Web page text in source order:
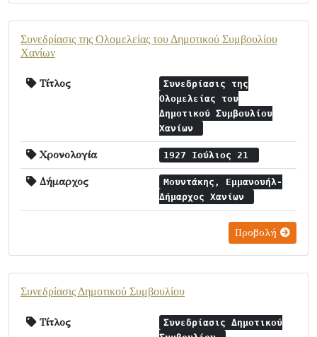
Συνεδρίασις της Ολομελείας του Δημοτικού Συμβουλίου
Χανίων
Τίτλος
Συνεδρίασις της
Ολομελείας του
Δημοτικού Συμβουλίου
Χανίων
Χρονολογία 1927 Ιούλιος 21
Δήμαρχος
Μουντάκης, Εμμανουήλ-
Δήμαρχος Χανίων
Προβολή
Συνεδρίασις Δημοτικού Συμβουλίου
Τίτλος
Συνεδρίασις Δημοτικού